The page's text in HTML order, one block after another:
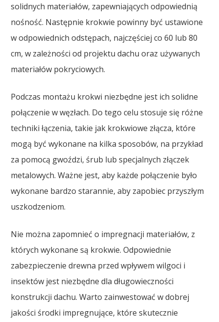
solidnych materiałów, zapewniających odpowiednią
nośność. Następnie krokwie powinny być ustawione
w odpowiednich odstępach, najczęściej co 60 lub 80
cm, w zależności od projektu dachu oraz używanych
materiałów pokryciowych.
Podczas montażu krokwi niezbędne jest ich solidne
połączenie w węzłach. Do tego celu stosuje się różne
techniki łączenia, takie jak krokwiowe złącza, które
mogą być wykonane na kilka sposobów, na przykład
za pomocą gwoździ, śrub lub specjalnych złączek
metalowych. Ważne jest, aby każde połączenie było
wykonane bardzo starannie, aby zapobiec przyszłym
uszkodzeniom.
Nie można zapomnieć o impregnacji materiałów, z
których wykonane są krokwie. Odpowiednie
zabezpieczenie drewna przed wpływem wilgoci i
insektów jest niezbędne dla długowieczności
konstrukcji dachu. Warto zainwestować w dobrej
jakości środki impregnujące, które skutecznie